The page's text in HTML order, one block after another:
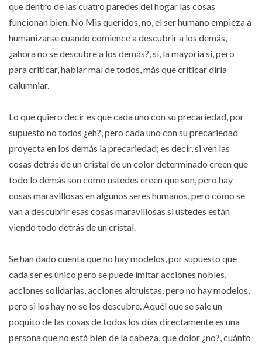
que dentro de las cuatro paredes del hogar las cosas
funcionan bien. No Mis queridos, no, el ser humano empieza a
humanizarse cuando comience a descubrir a los demás,
¿ahora no se descubre a los demás?, sí, la mayoría sí, pero
para criticar, hablar mal de todos, más que criticar diría
calumniar.
Lo que quiero decir es que cada uno con su precariedad, por
supuesto no todos ¿eh?, pero cada uno con su precariedad
proyecta en los demás la precariedad; es decir, si ven las
cosas detrás de un cristal de un color determinado creen que
todo lo demás son como ustedes creen que son, pero hay
cosas maravillosas en algunos seres humanos, pero cómo se
van a descubrir esas cosas maravillosas si ustedes están
viendo todo detrás de un cristal.
Se han dado cuenta que no hay modelos, por supuesto que
cada ser es único pero se puede imitar acciones nobles,
acciones solidarias, acciones altruistas, pero no hay modelos,
pero si los hay no se los descubre. Aquél que se sale un
poquito de las cosas de todos los días directamente es una
persona que no está bien de la cabeza, que dolor ¿no?, cuánto